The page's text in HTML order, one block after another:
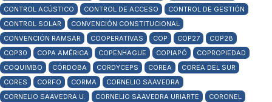
CONTROL ACÚSTICO
CONTROL DE ACCESO
CONTROL DE GESTIÓN
CONTROL SOLAR
CONVENCIÓN CONSTITUCIONAL
CONVENCIÓN RAMSAR
COOPERATIVAS COP COP27
COP28
COP30
COPA AMÉRICA COPENHAGUE COPIAPÓ
COPROPIEDAD
COQUIMBO
CÓRDOBA CORDYCEPS COREA
COREA DEL SUR
CORES
CORFO CORMA
CORNELIO SAAVEDRA
CORNELIO SAAVEDRA U.
CORNELIO SAAVEDRA URIARTE
CORONEL